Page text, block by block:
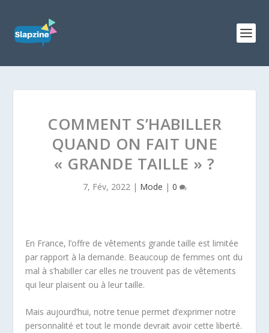
COMMENT S’HABILLER
QUAND ON FAIT UNE
« GRANDE TAILLE » ?
7, Fév, 2022| Mode | 0
En France, l’offre de vêtements grande taille est limitée
par rapport à la demande. Beaucoup de femmes ont du
mal à s’habiller car elles ne trouvent pas de vêtements
qui leur plaisent ou à leur taille.
Mais aujourd’hui, notre tenue permet d’exprimer notre
personnalité et tout le monde devrait avoir cette liberté.